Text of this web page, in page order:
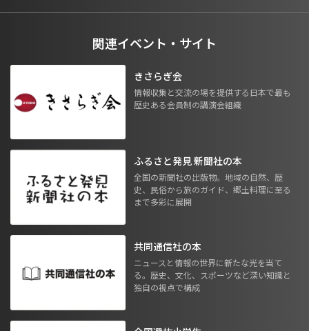
関連イベント・サイト
きさらぎ会
情報収集と交流の場を提供する日本で最も
歴史ある会員制の講演会組織
ふるさと発見 新聞社の本
全国の新聞社の出版物。地域の自然、歴
史、民俗から旅のガイド、郷土料理に至る
まで多彩に展開
共同通信社の本
ニュースと情報の世界に新たな光を当て
る。歴史、文化、スポーツなど深い知識と
独自の視点で構成